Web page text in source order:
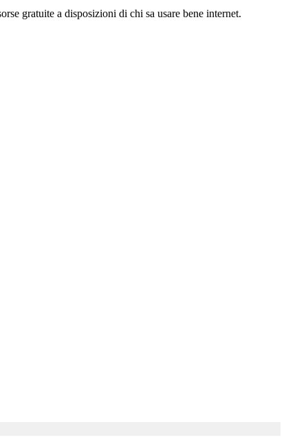
gratuite a disposizioni di chi sa usare bene internet.